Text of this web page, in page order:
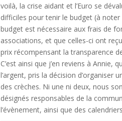
voilà, la crise aidant et l’Euro se
difficiles pour tenir le budget (à
budget est nécessaire aux frais de
associations, et que celles-ci ont
prix récompensant la transparence
C’est ainsi que j’en reviens à Annie,
l’argent, pris la décision d’organiser
des crèches. Ni une ni deux, nous
désignés responsables de la
l’évènement, ainsi que des